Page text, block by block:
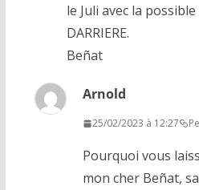
le Juli avec la
DARRIERE.
Beñat
Arnold
25/02/2023 à 12:27
Pourquoi vous
mon cher Beñat,